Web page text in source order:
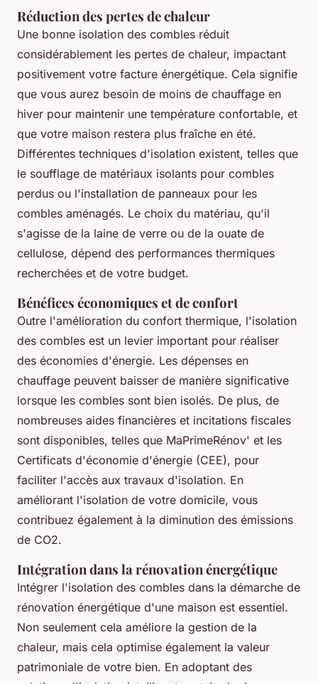
Réduction des pertes de chaleur
Une bonne isolation des combles réduit
considérablement les pertes de chaleur, impactant
positivement votre facture énergétique. Cela signifie
que vous aurez besoin de moins de chauffage en
hiver pour maintenir une température confortable, et
que votre maison restera plus fraîche en été.
Différentes techniques d'isolation existent, telles que
le soufflage de matériaux isolants pour combles
perdus ou l'installation de panneaux pour les
combles aménagés. Le choix du matériau, qu'il
s'agisse de la laine de verre ou de la ouate de
cellulose, dépend des performances thermiques
recherchées et de votre budget.
Bénéfices économiques et de confort
Outre l'amélioration du confort thermique, l'isolation
des combles est un levier important pour réaliser
des économies d'énergie. Les dépenses en
chauffage peuvent baisser de manière significative
lorsque les combles sont bien isolés. De plus, de
nombreuses aides financières et incitations fiscales
sont disponibles, telles que MaPrimeRénov' et les
Certificats d'économie d'énergie (CEE), pour
faciliter l'accès aux travaux d'isolation. En
améliorant l'isolation de votre domicile, vous
contribuez également à la diminution des émissions
de CO2.
Intégration dans la rénovation énergétique
Intégrer l'isolation des combles dans la démarche de
rénovation énergétique d'une maison est essentiel.
Non seulement cela améliore la gestion de la
chaleur, mais cela optimise également la valeur
patrimoniale de votre bien. En adoptant des